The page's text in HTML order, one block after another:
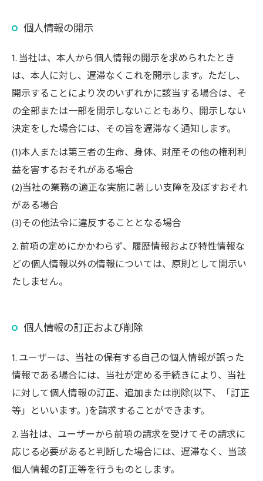
個人情報の開示
1. 当社は、本人から個人情報の開示を求められたとき
は、本人に対し、遅滞なくこれを開示します。ただし、
開示することにより次のいずれかに該当する場合は、そ
の全部または一部を開示しないこともあり、開示しない
決定をした場合には、その旨を遅滞なく通知します。
(1)本人または第三者の生命、身体、財産その他の権利利
益を害するおそれがある場合
(2)当社の業務の適正な実施に著しい支障を及ぼすおそれ
がある場合
(3)その他法令に違反することとなる場合
2. 前項の定めにかかわらず、履歴情報および特性情報な
どの個人情報以外の情報については、原則として開示い
たしません。
個人情報の訂正および削除
1. ユーザーは、当社の保有する自己の個人情報が誤った
情報である場合には、当社が定める手続きにより、当社
に対して個人情報の訂正、追加または削除(以下、「訂正
等」といいます。)を請求することができます。
2. 当社は、ユーザーから前項の請求を受けてその請求に
応じる必要があると判断した場合には、遅滞なく、当該
個人情報の訂正等を行うものとします。